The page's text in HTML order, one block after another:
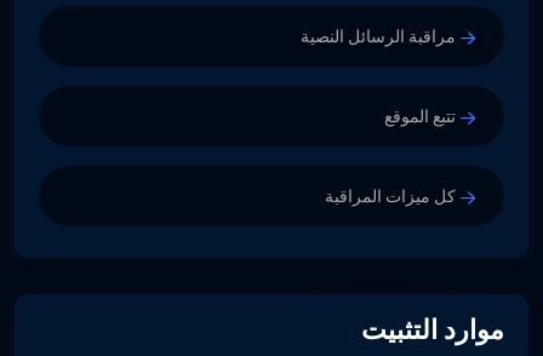
مراقبة الرسائل النصية
تتبع الموقع
كل ميزات المراقبة
موارد التثبيت